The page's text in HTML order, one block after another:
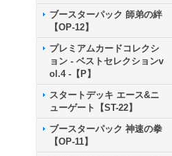
ブースターパック 師弟の絆
【OP-12】
プレミアムカードコレクシ
ョン - ベストセレクションv
ol.4 -【P】
スタートデッキ エース&ニ
ューゲート【ST-22】
ブースターパック 神速の拳
【OP-11】